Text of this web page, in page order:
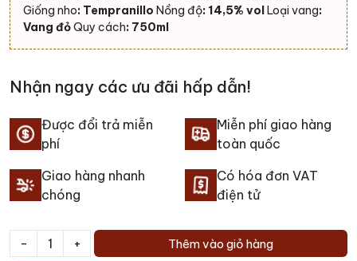
Giống nho: Tempranillo Nồng độ: 14,5% volLoại vang:
Vang đỏQuy cách: 750ml
Nhận ngay các ưu đãi hấp dẫn!
Được đổi trả miễn
phí
Miễn phí giao hàng
toàn quốc
Giao hàng nhanh
chóng
Có hóa đơn VAT
điện tử
-
Rượu
+ Thêm vào giỏ hàng